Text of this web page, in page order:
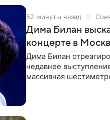
52 минуты назад
Дима Билан
концерте в
Дима Билан
недавнее
массивная